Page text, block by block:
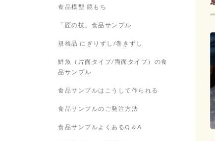
食品模型 鏡もち
「匠の技」食品サンプル
規格品 にぎりずし/巻きずし
鮮魚（片面タイプ/両面タイプ）の食
品サンプル
食品サンプルはこうして作られる
食品サンプルのご発注方法
食品サンプルよくあるQ＆A